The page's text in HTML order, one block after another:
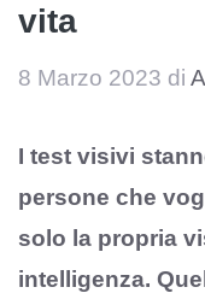
vita
8 Marzo 2023 di
I test visivi
persone che
solo la propria
intelligenza.